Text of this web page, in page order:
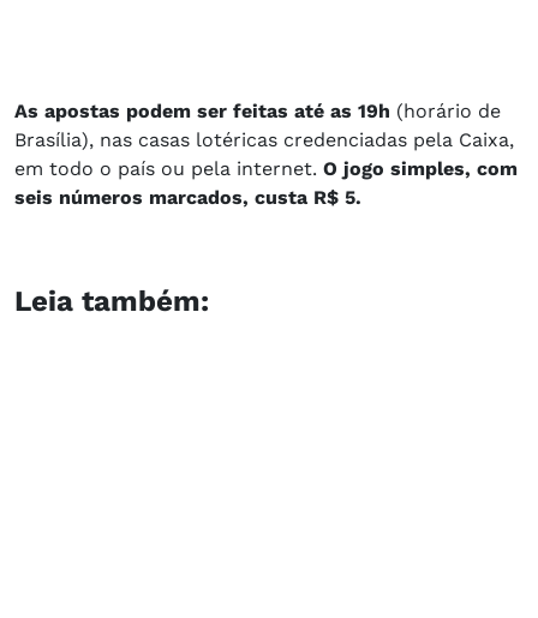
As apostas podem ser feitas até as 19h (horário de
Brasília), nas casas lotéricas credenciadas pela Caixa,
em todo o país ou pela internet. O jogo simples, com
seis números marcados, custa R$ 5.
Leia também: